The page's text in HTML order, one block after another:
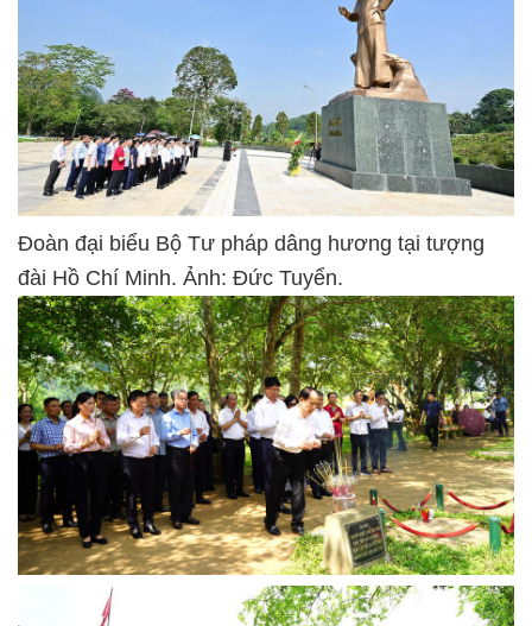
Đoàn đại biểu Bộ Tư pháp dâng hương tại tượng
đài Hồ Chí Minh. Ảnh: Đức Tuyển.